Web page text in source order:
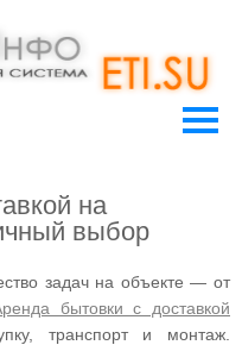
на
выбор
задач на объекте — от
бытовки с доставкой
транспорт и монтаж.